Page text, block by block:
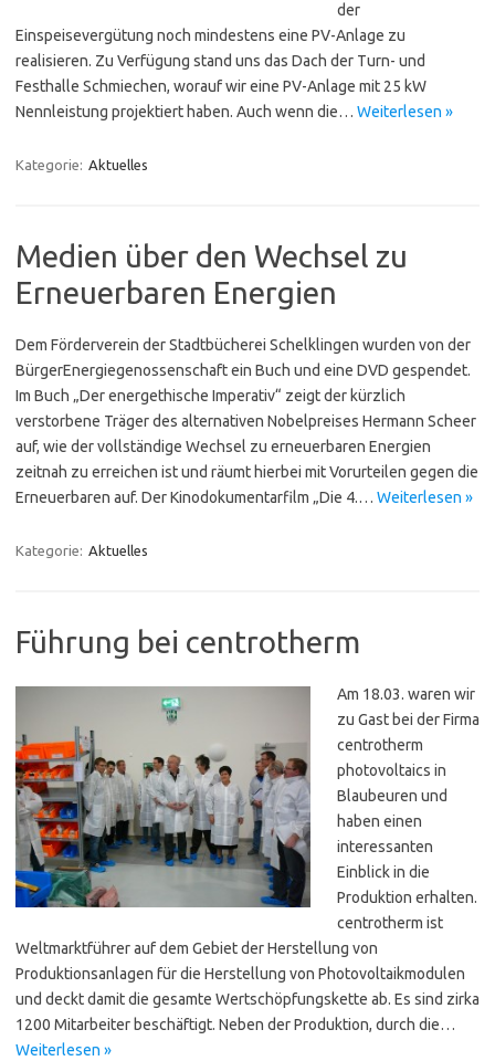
der
Einspeisevergütung noch mindestens eine PV-Anlage zu
realisieren. Zu Verfügung stand uns das Dach der Turn- und
Festhalle Schmiechen, worauf wir eine PV-Anlage mit 25 kW
Nennleistung projektiert haben. Auch wenn die… Weiterlesen »
Kategorie: Aktuelles
Medien über den Wechsel zu
Erneuerbaren Energien
Dem Förderverein der Stadtbücherei Schelklingen wurden von der
BürgerEnergiegenossenschaft ein Buch und eine DVD gespendet.
Im Buch „Der energethische Imperativ“ zeigt der kürzlich
verstorbene Träger des alternativen Nobelpreises Hermann Scheer
auf, wie der vollständige Wechsel zu erneuerbaren Energien
zeitnah zu erreichen ist und räumt hierbei mit Vorurteilen gegen die
Erneuerbaren auf. Der Kinodokumentarfilm „Die 4.… Weiterlesen »
Kategorie: Aktuelles
Führung bei centrotherm
Am 18.03. waren wir
zu Gast bei der Firma
centrotherm
photovoltaics in
Blaubeuren und
haben einen
interessanten
Einblick in die
Produktion erhalten.
centrotherm ist
Weltmarktführer auf dem Gebiet der Herstellung von
Produktionsanlagen für die Herstellung von Photovoltaikmodulen
und deckt damit die gesamte Wertschöpfungskette ab. Es sind zirka
1200 Mitarbeiter beschäftigt. Neben der Produktion, durch die…
Weiterlesen »